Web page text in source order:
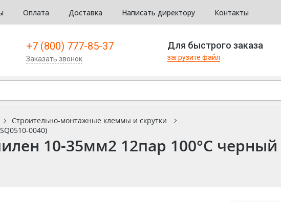
Оплата Доставка Написать директору Контакты
+7 (800) 777-85-37
Заказать звонок
Для быстрого заказа
загрузите файл
Строительно-монтажные клеммы и скрутки
0040)
10-35мм2 12пар 100°С черный